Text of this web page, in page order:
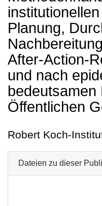
Planung,
After-Action-
und nach
bedeutsamen
Öffentlichen
Robert Koch-
Dateien zu dieser